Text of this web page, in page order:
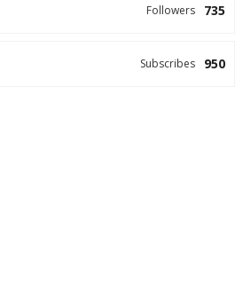
735
Followers
950
Subscribes